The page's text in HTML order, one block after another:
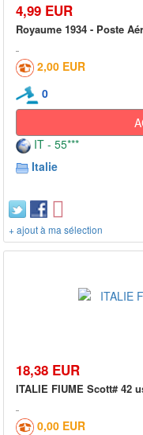
4,99 EUR
Royaume 1934 - Poste
2,00 EUR
0
IT - 55***
Italie
+ ajout à ma sélection
18,38 EUR
ITALIE FIUME Scott# 42
0,00 EUR